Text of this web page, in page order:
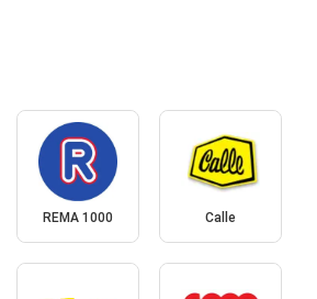
REMA 1000 Calle